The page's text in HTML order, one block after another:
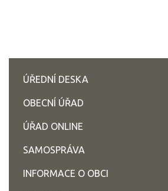
ÚŘEDNÍ DESKA
OBECNÍ ÚŘAD
ÚŘAD ONLINE
SAMOSPRÁVA
INFORMACE O OBCI